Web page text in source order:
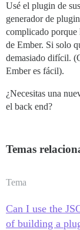
Usé el plugin de
generador de
complicado porque
de Ember. Si solo
demasiado difícil.
Ember es fácil).
¿Necesitas una
el back end?
Temas
Tema
Can I use the
of building a